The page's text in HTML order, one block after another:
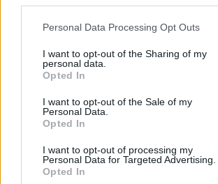
Personal Data Processing Opt Outs
I want to opt-out of the Sharing of my
personal data.
Opted In
I want to opt-out of the Sale of my
Personal Data.
Opted In
I want to opt-out of processing my
Personal Data for Targeted Advertising.
Opted In
lopettamaan pelaajauransa
LIITTYVÄT ARTIKKELIT
Leijonat julkisti ketjut
Aleksander Barkov tekee
Venäläisveskari sekosi